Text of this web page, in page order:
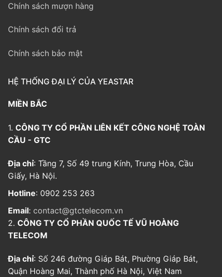
Chính sách mượn hàng
Chính sách đổi trả
Chính sách bảo mật
HỆ THỐNG ĐẠI LÝ CỦA YEASTAR
MIỀN BẮC
1. CÔNG TY CỔ PHẦN LIÊN KẾT CÔNG NGHỆ TOÀN
CẦU - GTC
Địa chỉ: Tầng 7, Số 49 trung Kính, Trung Hòa, Cầu
Giấy, Hà Nội.
Hotline: 0902 253 263
Email: contact@gtctelecom.vn
2. CÔNG TY CỔ PHẦN QUỐC TẾ VŨ HOÀNG
TELECOM
Địa chỉ: Số 246 đường Giáp Bát, Phường Giáp Bát,
Quận Hoàng Mai, Thành phố Hà Nội, Việt Nam